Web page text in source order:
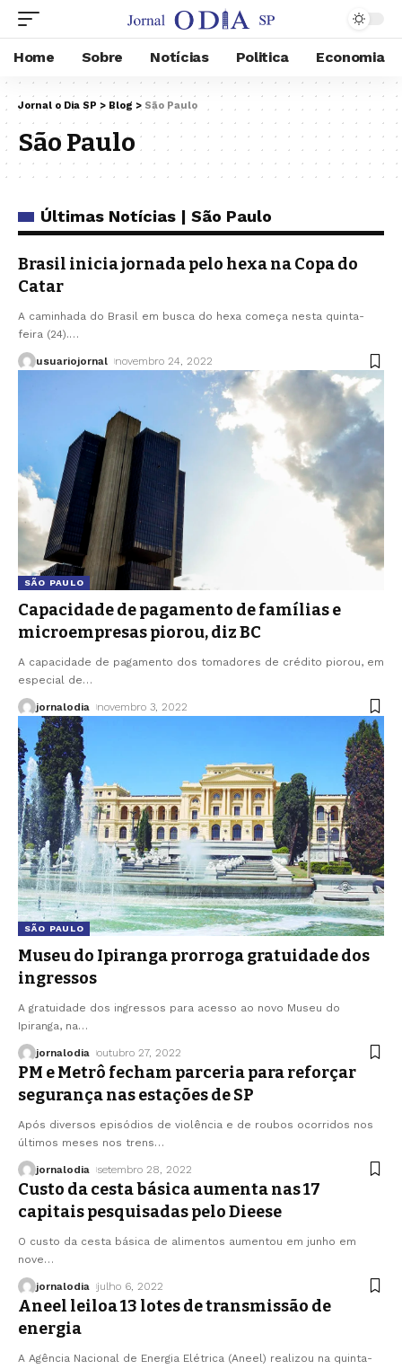
Home Sobre Notícias Politica Economia
Jornal o Dia SP > Blog > São Paulo
São Paulo
Últimas Notícias | São Paulo
Brasil inicia jornada pelo hexa na Copa do
Catar
A caminhada do Brasil em busca do hexa começa nesta quinta-
feira (24).…
usuariojornal novembro 24, 2022
SÃO PAULO
Capacidade de pagamento de famílias e
microempresas piorou, diz BC
A capacidade de pagamento dos tomadores de crédito piorou, em
especial de…
jornalodia novembro 3, 2022
SÃO PAULO
Museu do Ipiranga prorroga gratuidade dos
ingressos
A gratuidade dos ingressos para acesso ao novo Museu do
Ipiranga, na…
jornalodia outubro 27, 2022
PM e Metrô fecham parceria para reforçar
segurança nas estações de SP
Após diversos episódios de violência e de roubos ocorridos nos
últimos meses nos trens…
jornalodia setembro 28, 2022
Custo da cesta básica aumenta nas 17
capitais pesquisadas pelo Dieese
O custo da cesta básica de alimentos aumentou em junho em
nove…
jornalodia julho 6, 2022
Aneel leiloa 13 lotes de transmissão de
energia
A Agência Nacional de Energia Elétrica (Aneel) realizou na quinta-